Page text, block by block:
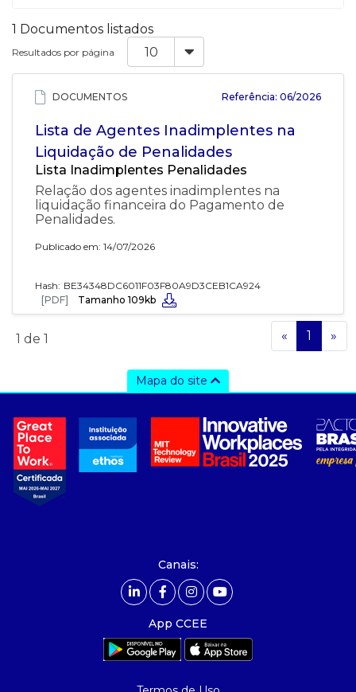
1 Documentos listados
Resultados por página
DOCUMENTOS Referência: 06/2026
Lista de Agentes Inadimplentes na
Liquidação de Penalidades
Lista Inadimplentes Penalidades
Relação dos agentes inadimplentes na
liquidação financeira do Pagamento de
Penalidades.
Publicado em: 14/07/2026
Hash: BE34348DC6011F03F80A9D3CEB1CA924
[PDF]
Tamanho 109kb
1 de 1 « 1 »
Mapa do site
- sobre nós
- governança
- nossos associados
- integridade, riscos e auditoria
- relatório de sustentabilidade
Canais:
App CCEE